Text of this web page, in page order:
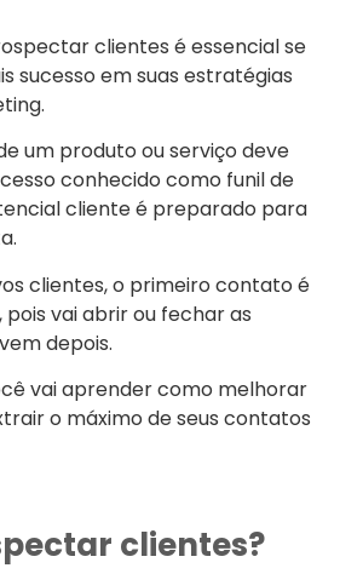
clientes é essencial se
sucesso em suas estratégias
um produto ou serviço deve
conhecido como funil de
cliente é preparado para
clientes, o primeiro contato é
vai abrir ou fechar as
depois.
vai aprender como melhorar
o máximo de seus contatos
clientes?